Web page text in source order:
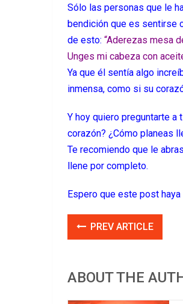
Sólo las personas que le
bendición que es sentirse
de esto: “Aderezas mesa
Unges mi cabeza con
Ya que él sentía algo
inmensa, como si su
Y hoy quiero preguntarte
corazón? ¿Cómo planeas
Te recomiendo que le
llene por completo.
Espero que este post
PREV ARTICLE
ABOUT THE